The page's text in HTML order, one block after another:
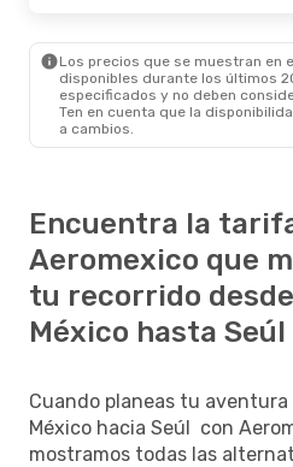
Los precios que se muestran en
disponibles durante los últimos
especificados y no deben
Ten en cuenta que la
a cambios.
Encuentra la
Aeromexico que
tu recorrido
México hasta Seúl
Cuando planeas tu
México hacia Seúl con
mostramos todas las